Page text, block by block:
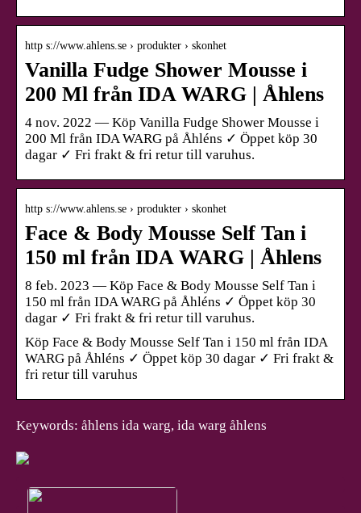
http s://www.ahlens.se › produkter › skonhet
Vanilla Fudge Shower Mousse i
200 Ml från IDA WARG | Åhlens
4 nov. 2022 — Köp Vanilla Fudge Shower Mousse i
200 Ml från IDA WARG på Åhléns ✓ Öppet köp 30
dagar ✓ Fri frakt & fri retur till varuhus.
http s://www.ahlens.se › produkter › skonhet
Face & Body Mousse Self Tan i
150 ml från IDA WARG | Åhlens
8 feb. 2023 — Köp Face & Body Mousse Self Tan i
150 ml från IDA WARG på Åhléns ✓ Öppet köp 30
dagar ✓ Fri frakt & fri retur till varuhus.
Köp Face & Body Mousse Self Tan i 150 ml från IDA
WARG på Åhléns ✓ Öppet köp 30 dagar ✓ Fri frakt &
fri retur till varuhus
Keywords: åhlens ida warg, ida warg åhlens